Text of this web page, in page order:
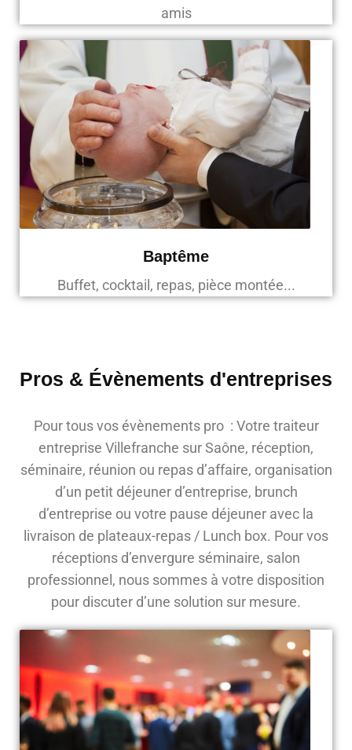
amis
Baptême
Buffet, cocktail, repas, pièce montée...
Pros & Évènements d'entreprises
Pour tous vos évènements pro : Votre traiteur
entreprise Villefranche sur Saône, réception,
séminaire, réunion ou repas d’affaire, organisation
d’un petit déjeuner d’entreprise, brunch
d’entreprise ou votre pause déjeuner avec la
livraison de plateaux-repas / Lunch box. Pour vos
réceptions d’envergure séminaire, salon
professionnel, nous sommes à votre disposition
pour discuter d’une solution sur mesure.